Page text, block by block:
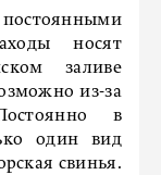
носят
заливе
из-за
в
один вид
свинья.